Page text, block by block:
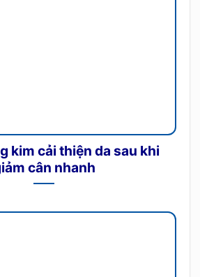
kim cải thiện da sau khi
cân nhanh